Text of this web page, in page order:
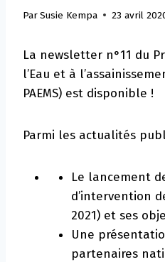
ParSusie Kempa 23 avril
La newsletter n°11 du
l’Eau et à
PAEMS) est disponible !
Parmi les actualités
Le lancement
d’intervention
2021) et ses
Une
partenaires